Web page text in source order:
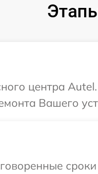
центра
Вашего